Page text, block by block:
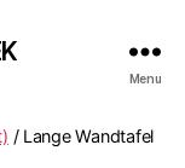
Menu
/ Lange Wandtafel